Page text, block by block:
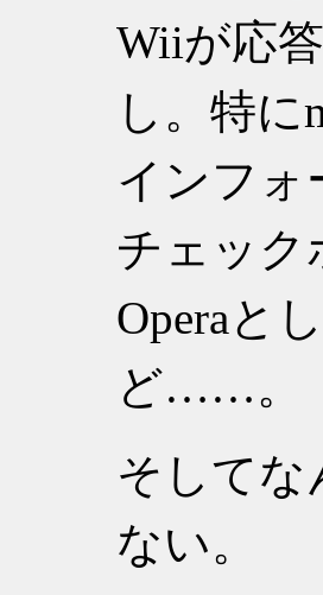
Wiiが応
し。特に
インフォ
チェック
Operaと
ど……。
そしてな
ない。